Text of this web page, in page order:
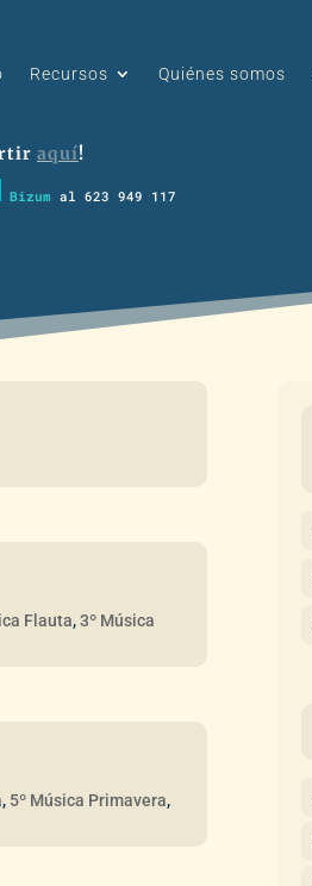
Recursos Quiénes somos
aquí!
Bizum al 623 949 117